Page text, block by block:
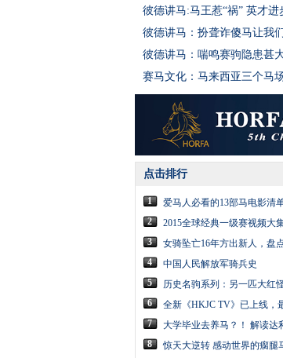
彼德讲马:马王惹“祸” 英才进
彼德讲马：扮聋诈傻马让我
彼德讲马：喘鸣赛驹隐患甚
赛马文化：马来西亚三个马
点击排行
1
爱马人必看的13部马电影清
2
2015全球经典一级赛视频大
3
女骑坠亡16年方出新人，盘
4
中国人民解放军骑兵史
5
历史名驹系列：另一匹大红
6
全新《HKJC TV》已上线，
7
大学毕业去养马？！ 解读达
8
惊天大逆转 感动世界的瘸腿